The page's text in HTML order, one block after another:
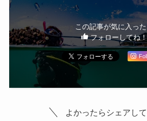
この記事が気に入った
フォローしてね！
よかったらシェアして